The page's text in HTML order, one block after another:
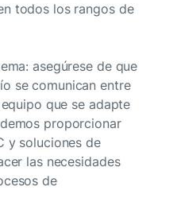
todos los rangos de
asegúrese de que
se comunican entre
que se adapte
proporcionar
y soluciones de
las necesidades
de